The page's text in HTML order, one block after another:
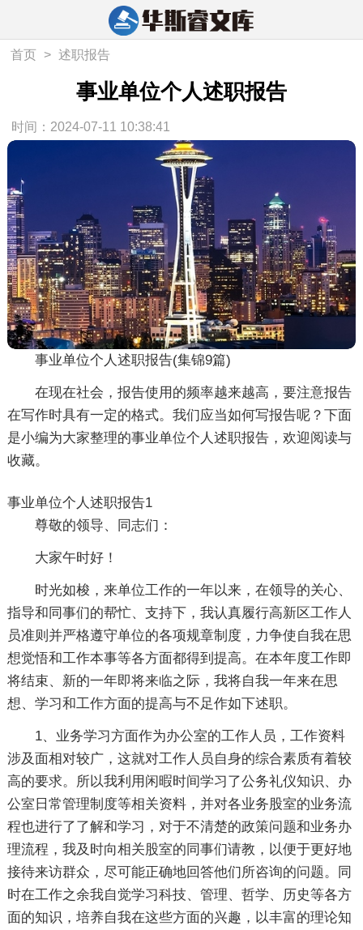
首页 > 述职报告
事业单位个人述职报告
时间：2024-07-11 10:38:41
事业单位个人述职报告(集锦9篇)
在现在社会，报告使用的频率越来越高，要注意报告
在写作时具有一定的格式。我们应当如何写报告呢？下面
是小编为大家整理的事业单位个人述职报告，欢迎阅读与
收藏。
事业单位个人述职报告1
尊敬的领导、同志们：
大家午时好！
时光如梭，来单位工作的一年以来，在领导的关心、
指导和同事们的帮忙、支持下，我认真履行高新区工作人
员准则并严格遵守单位的各项规章制度，力争使自我在思
想觉悟和工作本事等各方面都得到提高。在本年度工作即
将结束、新的一年即将来临之际，我将自我一年来在思
想、学习和工作方面的提高与不足作如下述职。
1、业务学习方面作为办公室的工作人员，工作资料
涉及面相对较广，这就对工作人员自身的综合素质有着较
高的要求。所以我利用闲暇时间学习了公务礼仪知识、办
公室日常管理制度等相关资料，并对各业务股室的业务流
程也进行了了解和学习，对于不清楚的政策问题和业务办
理流程，我及时向相关股室的同事们请教，以便于更好地
接待来访群众，尽可能正确地回答他们所咨询的问题。同
时在工作之余我自觉学习科技、管理、哲学、历史等各方
面的知识，培养自我在这些方面的兴趣，以丰富的理论知